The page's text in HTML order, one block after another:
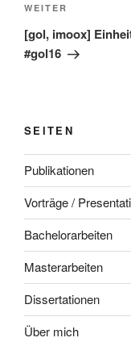
Nächster
Beitrag
WEITER
[gol, imoox]
#gol16
SEITEN
Publikationen
Vorträge /
Bachelorarbeiten
Masterarbeiten
Dissertationen
Über mich